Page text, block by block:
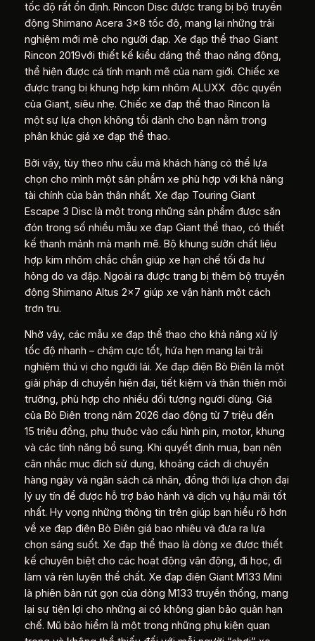
tốc độ rất ổn định. Rincon Disc được trang bị bộ truyền
động Shimano Acera 3×8 tốc độ, mang lại những trải
nghiệm mới mẻ cho người đạp. Xe đạp thể thao Giant
Rincon 2019với thiết kế kiểu dáng thể thao năng động,
thể hiện được cá tính mạnh mẽ của nam giới. Chiếc xe
được trang bị khung hợp kim nhôm ALUXX độc quyền
của Giant, siêu nhẹ. Chiếc xe đạp thể thao Rincon là
một sự lựa chọn không tồi dành cho bạn nằm trong
phân khúc giá xe đạp thể thao.
Bởi vậy, tùy theo nhu cầu mà khách hàng có thể lựa
chọn cho mình một sản phẩm xe phù hợp với khả năng
tài chính của bản thân nhất. Xe đạp Touring Giant
Escape 3 Disc là một trong những sản phẩm được săn
đón trong số nhiều mẫu xe đạp Giant thể thao, có thiết
kế thanh mảnh mà mạnh mẽ. Bộ khung sườn chất liệu
hợp kim nhôm chắc chắn giúp xe hạn chế tối đa hư
hỏng do va đập. Ngoài ra được trang bị thêm bộ truyền
động Shimano Altus 2×7 giúp xe vận hành một cách
trơn tru.
Nhờ vậy, các mẫu xe đạp thể thao cho khả năng xử lý
tốc độ nhanh – chậm cực tốt, hứa hẹn mang lại trải
nghiệm thú vị cho người lái. Xe đạp điện Bò Điên là một
giải pháp di chuyển hiện đại, tiết kiệm và thân thiện môi
trường, phù hợp cho nhiều đối tượng người dùng. Giá
của Bò Điên trong năm 2026 dao động từ 7 triệu đến
15 triệu đồng, phụ thuộc vào cấu hình pin, motor, khung
và các tính năng bổ sung. Khi quyết định mua, bạn nên
cân nhắc mục đích sử dụng, khoảng cách di chuyển
hàng ngày và ngân sách cá nhân, đồng thời lựa chọn đại
lý uy tín để được hỗ trợ bảo hành và dịch vụ hậu mãi tốt
nhất. Hy vọng những thông tin trên giúp bạn hiểu rõ hơn
về xe đạp điện Bò Điên giá bao nhiêu và đưa ra lựa
chọn sáng suốt. Xe đạp thể thao là dòng xe được thiết
kế chuyên biệt cho các hoạt động vận động, đi học, đi
làm và rèn luyện thể chất. Xe đạp điện Giant M133 Mini
là phiên bản rút gọn của dòng M133 truyền thống, mang
lại sự tiện lợi cho những ai có không gian bảo quản hạn
chế. Mũ bảo hiểm là một trong những phụ kiện quan